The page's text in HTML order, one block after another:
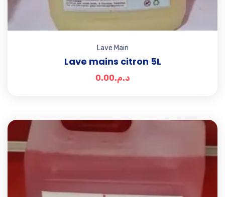
Lave Main
Lave mains citron 5L
د.م.0.00
Add